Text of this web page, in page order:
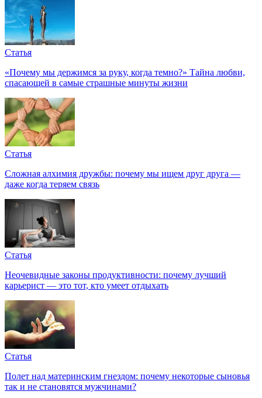
Статья
«Почему мы держимся за руку, когда темно?» Тайна любви,
спасающей в самые страшные минуты жизни
Статья
Сложная алхимия дружбы: почему мы ищем друг друга —
даже когда теряем связь
Статья
Неочевидные законы продуктивности: почему лучший
карьерист — это тот, кто умеет отдыхать
Статья
Полет над материнским гнездом: почему некоторые сыновья
так и не становятся мужчинами?